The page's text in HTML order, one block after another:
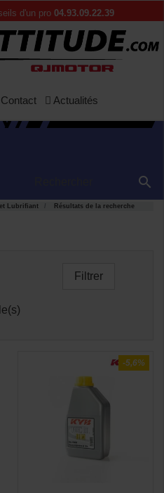
d'un pro 04.93.09.22.39
Contact Actualités

Lubrifiant Résultats de la recherche
Filtrer
-5,6%
APERÇU
RAPIDE